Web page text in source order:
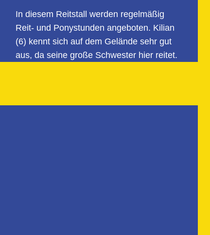
In diesem Reitstall werden regelmäßig
Reit- und Ponystunden angeboten. Kilian
(6) kennt sich auf dem Gelände sehr gut
aus, da seine große Schwester hier reitet.